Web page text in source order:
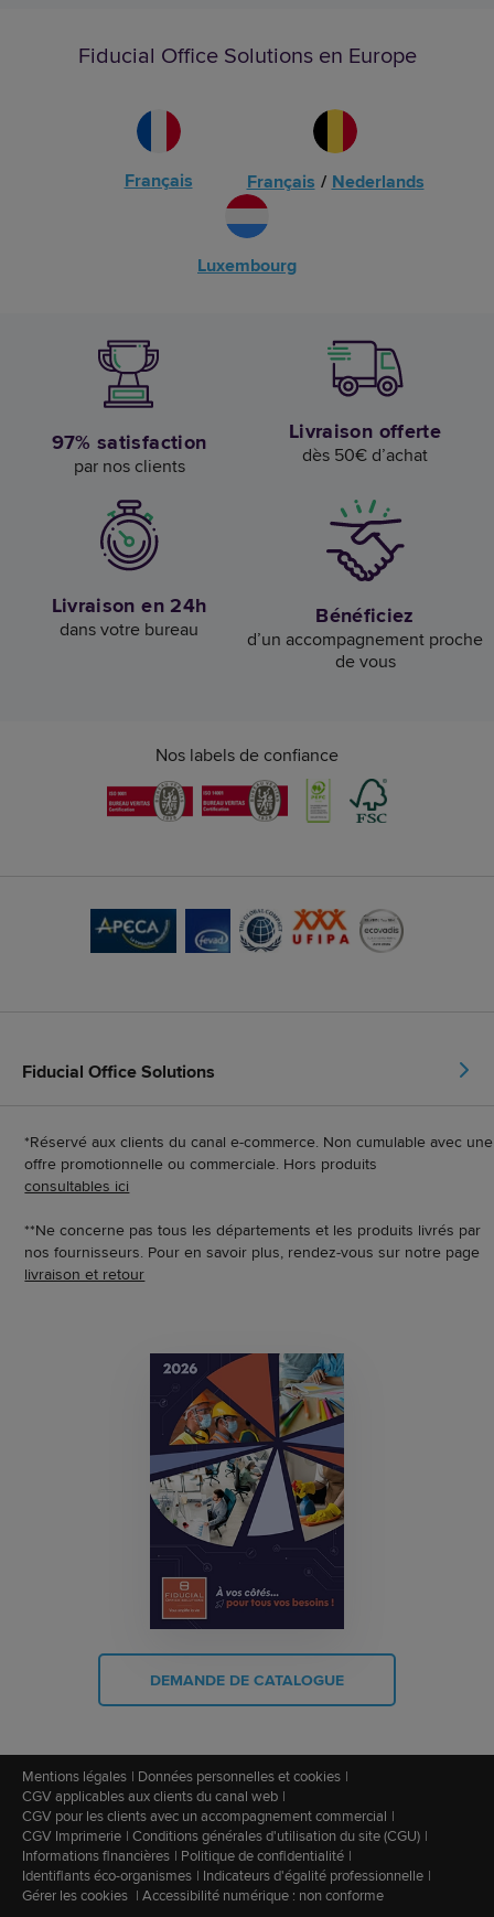
Fiducial Office Solutions en Europe
Français Français / Nederlands
Luxembourg
97% satisfaction
par nos clients
Livraison offerte
dès 50€ d’achat
Livraison en 24h
dans votre bureau Bénéficiez
d’un accompagnement proche
de vous
Nos labels de confiance
Fiducial Office Solutions
*Réservé aux clients du canal e-commerce. Non cumulable avec une
offre promotionnelle ou commerciale. Hors produits
consultables ici
**Ne concerne pas tous les départements et les produits livrés par
nos fournisseurs. Pour en savoir plus, rendez-vous sur notre page
livraison et retour
DEMANDE DE CATALOGUE
Mentions légales
Données personnelles et cookies
CGV applicables aux clients du canal web
CGV pour les clients avec un accompagnement commercial
CGV Imprimerie Conditions générales d'utilisation du site (CGU)
Informations financières
Politique de confidentialité
Identifiants éco-organismes
Indicateurs d'égalité professionnelle
Gérer les cookies
Accessibilité numérique : non conforme